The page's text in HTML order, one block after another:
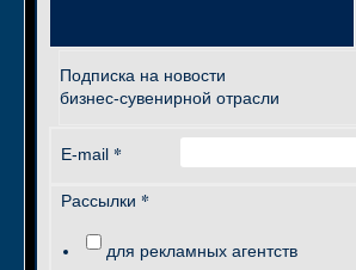
Подписка на новости
бизнес-сувенирной отрасли
E-mail *
Рассылки *
для рекламных агентств